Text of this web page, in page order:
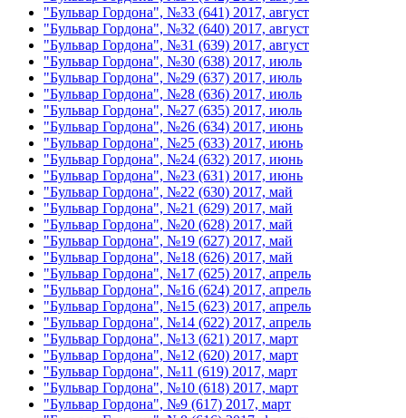
"Бульвар Гордона", №33 (641) 2017, август
"Бульвар Гордона", №32 (640) 2017, август
"Бульвар Гордона", №31 (639) 2017, август
"Бульвар Гордона", №30 (638) 2017, июль
"Бульвар Гордона", №29 (637) 2017, июль
"Бульвар Гордона", №28 (636) 2017, июль
"Бульвар Гордона", №27 (635) 2017, июль
"Бульвар Гордона", №26 (634) 2017, июнь
"Бульвар Гордона", №25 (633) 2017, июнь
"Бульвар Гордона", №24 (632) 2017, июнь
"Бульвар Гордона", №23 (631) 2017, июнь
"Бульвар Гордона", №22 (630) 2017, май
"Бульвар Гордона", №21 (629) 2017, май
"Бульвар Гордона", №20 (628) 2017, май
"Бульвар Гордона", №19 (627) 2017, май
"Бульвар Гордона", №18 (626) 2017, май
"Бульвар Гордона", №17 (625) 2017, апрель
"Бульвар Гордона", №16 (624) 2017, апрель
"Бульвар Гордона", №15 (623) 2017, апрель
"Бульвар Гордона", №14 (622) 2017, апрель
"Бульвар Гордона", №13 (621) 2017, март
"Бульвар Гордона", №12 (620) 2017, март
"Бульвар Гордона", №11 (619) 2017, март
"Бульвар Гордона", №10 (618) 2017, март
"Бульвар Гордона", №9 (617) 2017, март